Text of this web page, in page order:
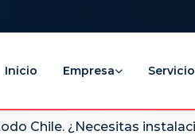
Inicio Empresa
Chile. ¿Necesitas